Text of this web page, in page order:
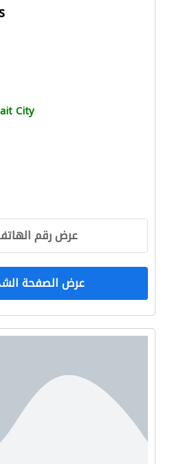
City
عرض رقم
عرض الصفحة